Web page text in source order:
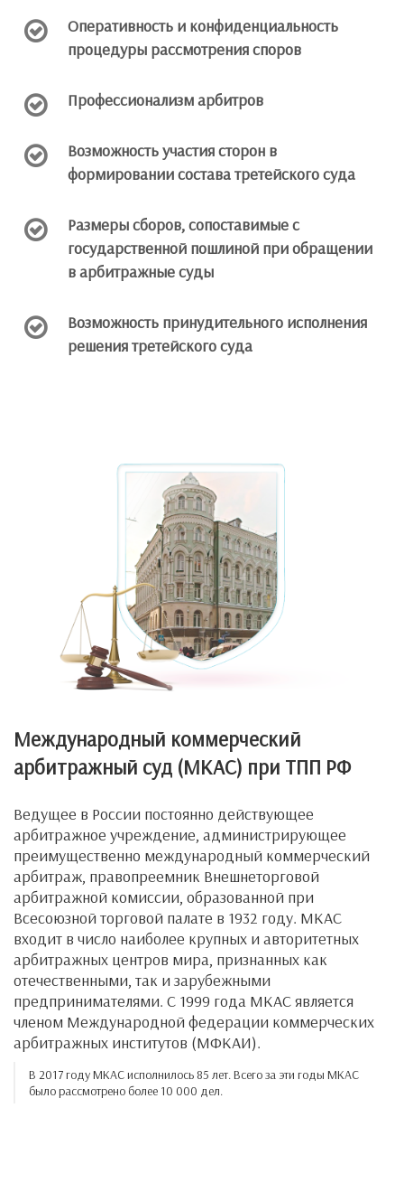
Оперативность и конфиденциальность
процедуры рассмотрения споров
Профессионализм арбитров
Возможность участия сторон в
формировании состава третейского суда
Размеры сборов, сопоставимые с
государственной пошлиной при обращении
в арбитражные суды
Возможность принудительного исполнения
решения третейского суда
Международный коммерческий
арбитражный суд (МКАС) при ТПП РФ
Ведущее в России постоянно действующее
арбитражное учреждение, администрирующее
преимущественно международный коммерческий
арбитраж, правопреемник Внешнеторговой
арбитражной комиссии, образованной при
Всесоюзной торговой палате в 1932 году. МКАС
входит в число наиболее крупных и авторитетных
арбитражных центров мира, признанных как
отечественными, так и зарубежными
предпринимателями. С 1999 года МКАС является
членом Международной федерации коммерческих
арбитражных институтов (МФКАИ).
В 2017 году МКАС исполнилось 85 лет. Всего за эти годы МКАС
было рассмотрено более 10 000 дел.